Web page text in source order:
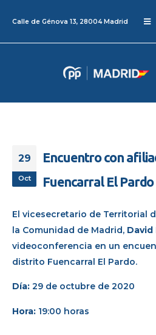
Calle de Génova 13, 28004 Madrid
29
Oct
Encuentro con
Fuencarral El Pardo
El vicesecretario de Territorial
la Comunidad de Madrid, David
videoconferencia en un
distrito Fuencarral El Pardo.
Día: 29 de octubre de 2020
Hora: 19:00 horas